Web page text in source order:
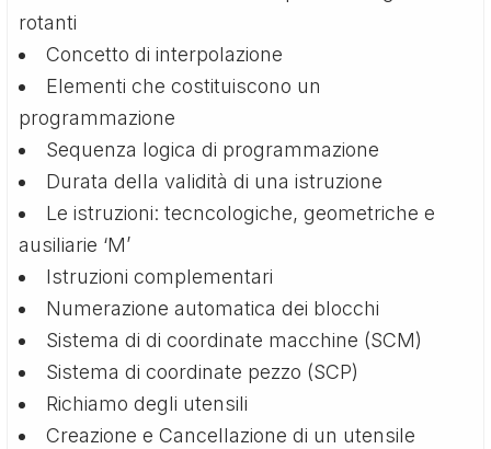
rotanti
Concetto di interpolazione
Elementi che costituiscono un
programmazione
Sequenza logica di programmazione
Durata della validità di una istruzione
Le istruzioni: tecncologiche, geometriche e
ausiliarie ‘M’
Istruzioni complementari
Numerazione automatica dei blocchi
Sistema di di coordinate macchine (SCM)
Sistema di coordinate pezzo (SCP)
Richiamo degli utensili
Creazione e Cancellazione di un utensile